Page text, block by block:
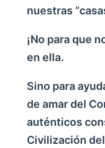
nuestras
¡No para que
en ella.
Sino para
de amar del
auténticos
Civilización